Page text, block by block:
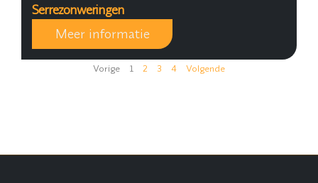
Serrezonweringen
Meer informatie
Vorige 1 2 3 4 Volgende